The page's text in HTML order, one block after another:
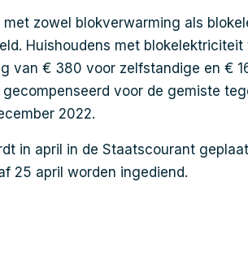
met zowel blokverwarming als
Huishoudens met
van € 380 voor zelfstandige en €
voor de gemiste
2022.
in april in de Staatscourant
25 april worden ingediend.